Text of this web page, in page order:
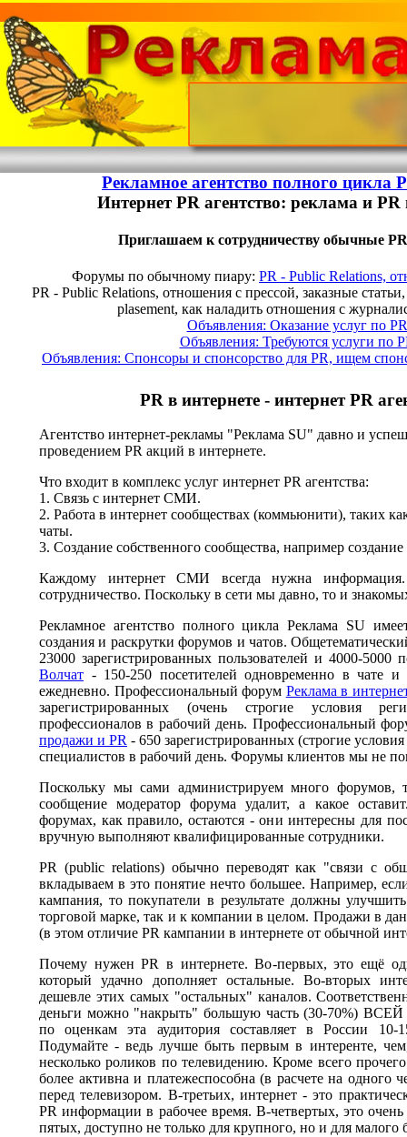
Рекламное агентство полного цикла
Интернет PR агентство: реклама и PR
Приглашаем к сотрудничеству обычные PR
Форумы по обычному пиару: PR - Public Relations,
PR - Public Relations, отношения с прессой, заказные
plasement, как наладить отношения с
Объявления: Оказание услуг по PR
Объявления: Требуются услуги по
Объявления: Спонсоры и спонсорство для PR, ищем
PR в интернете - интернет PR
Агентство интернет-рекламы "Реклама SU" давно и
проведением PR акций в интернете.
Что входит в комплекс услуг интернет PR агентства:
1. Связь с интернет СМИ.
2. Работа в интернет сообществах (коммьюнити), таких
чаты.
3. Создание собственного сообщества, например
Каждому интернет СМИ всегда нужна информация.
сотрудничество. Поскольку в сети мы давно, то и
Рекламное агентство полного цикла Реклама SU
создания и раскрутки форумов и чатов.
23000 зарегистрированных пользователей и 4000-5000
Волчат - 150-250 посетителей одновременно в чате и
ежедневно. Профессиональный форум Реклама в
зарегистрированных (очень строгие условия
профессионалов в рабочий день. Профессиональный
продажи и PR - 650 зарегистрированных (строгие
специалистов в рабочий день. Форумы клиентов мы не
Поскольку мы сами администрируем много форумов,
сообщение модератор форума удалит, а какое
форумах, как правило, остаются - они интересны для
вручную выполняют квалифицированные сотрудники.
PR (public relations) обычно переводят как "связи с
вкладываем в это понятие нечто большее. Например,
кампания, то покупатели в результате должны
торговой марке, так и к компании в целом. Продажи в
(в этом отличие PR кампании в интернете от обычной
Почему нужен PR в интернете. Во-первых, это ещё
который удачно дополняет остальные. Во-вторых
дешевле этих самых "остальных" каналов.
деньги можно "накрыть" большую часть (30-70%) ВСЕЙ
по оценкам эта аудитория составляет в России 10-
Подумайте - ведь лучше быть первым в интеренте,
несколько роликов по телевидению. Кроме всего
более активна и платежеспособна (в расчете на одного
перед телевизором. В-третьих, интернет - это
PR информации в рабочее время. В-четвертых, это
пятых, доступно не только для крупного, но и для малого